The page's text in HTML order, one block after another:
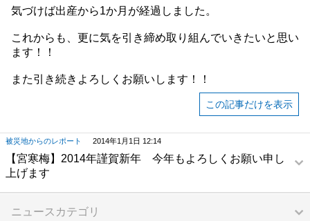
気づけば出産から1か月が経過しました。
これからも、更に気を引き締め取り組んでいきたいと思い
ます！！
また引き続きよろしくお願いします！！
この記事だけを表示
被災地からのレポート 2014年1月1日 12:14
【宮寒梅】2014年謹賀新年 今年もよろしくお願い申し
上げます
ニュースカテゴリ